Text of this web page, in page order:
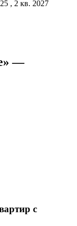
, 2 кв. 2027
—
с